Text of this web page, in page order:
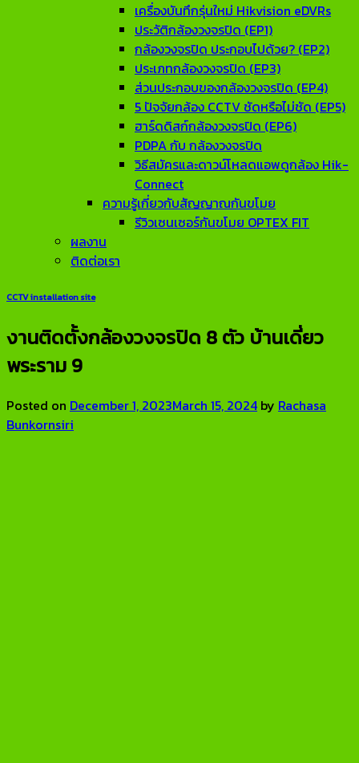
เครื่องบันทึกรุ่นใหม่ Hikvision eDVRs
ประวัติกล้องวงจรปิด (EP1)
กล้องวงจรปิด ประกอบไปด้วย? (EP2)
ประเภทกล้องวงจรปิด (EP3)
ส่วนประกอบของกล้องวงจรปิด (EP4)
5 ปัจจัยกล้อง CCTV ชัดหรือไม่ชัด (EP5)
ฮาร์ดดิสก์กล้องวงจรปิด (EP6)
PDPA กับ กล้องวงจรปิด
วิธีสมัครและดาวน์โหลดแอพดูกล้อง Hik-
Connect
ความรู้เกี่ยวกับสัญญาณกันขโมย
รีวิวเซนเซอร์กันขโมย OPTEX FIT
ผลงาน
ติดต่อเรา
CCTV installation site
งานติดตั้งกล้องวงจรปิด 8 ตัว บ้านเดี่ยว
พระราม 9
Posted on December 1, 2023March 15, 2024 by Rachasa
Bunkornsiri